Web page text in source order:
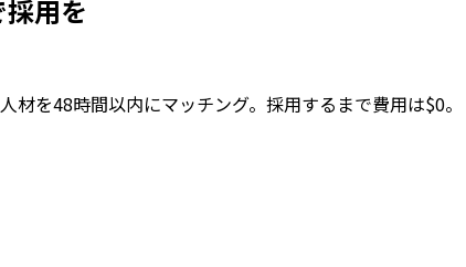
用を
を48時間以内にマッチング。採用するまで費用は$0。